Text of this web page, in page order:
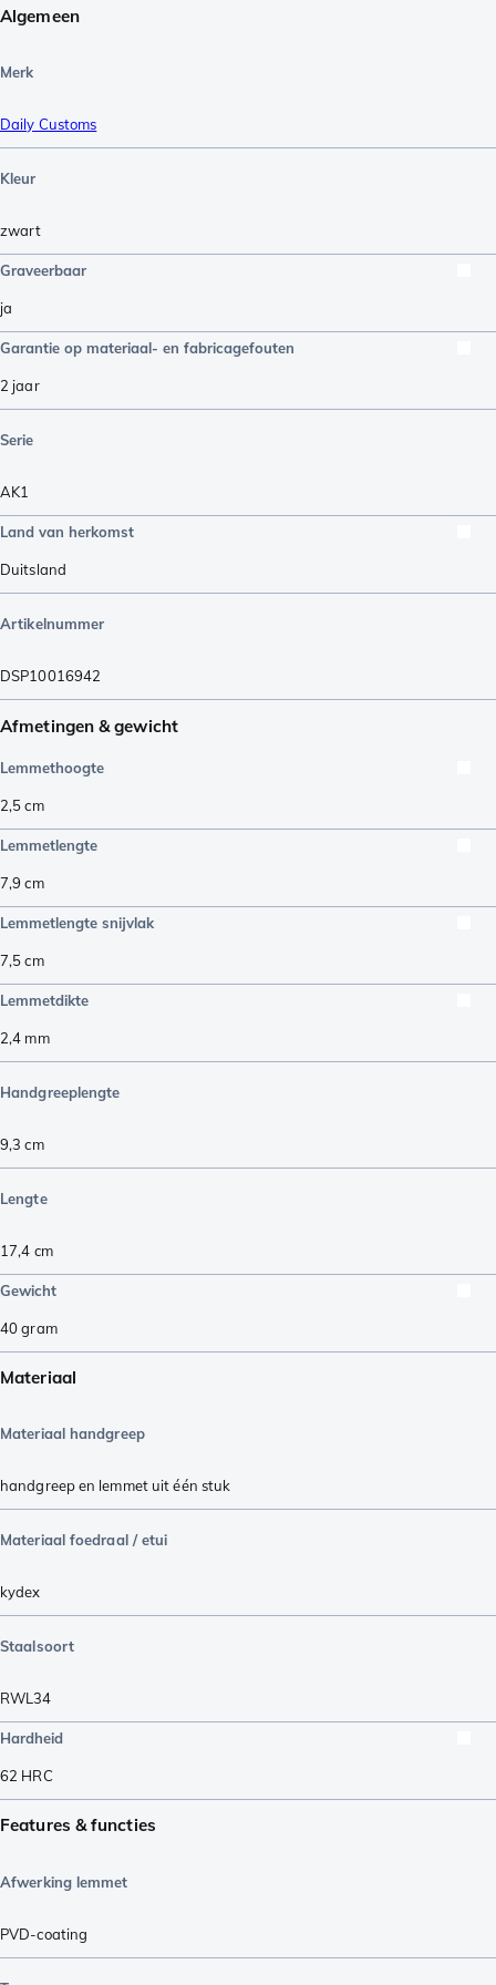
Algemeen
Merk
Daily Customs
Kleur
zwart
Graveerbaar
ja
Garantie op materiaal- en fabricagefouten
2 jaar
Serie
AK1
Land van herkomst
Duitsland
Artikelnummer
DSP10016942
Afmetingen & gewicht
Lemmethoogte
2,5cm
Lemmetlengte
7,9 cm
Lemmetlengte snijvlak
7,5cm
Lemmetdikte
2,4 mm
Handgreeplengte
9,3 cm
Lengte
17,4 cm
Gewicht
40gram
Materiaal
Materiaal handgreep
handgreep en lemmet uit één stuk
Materiaal foedraal / etui
kydex
Staalsoort
RWL34
Hardheid
62 HRC
Features & functies
Afwerking lemmet
PVD-coating